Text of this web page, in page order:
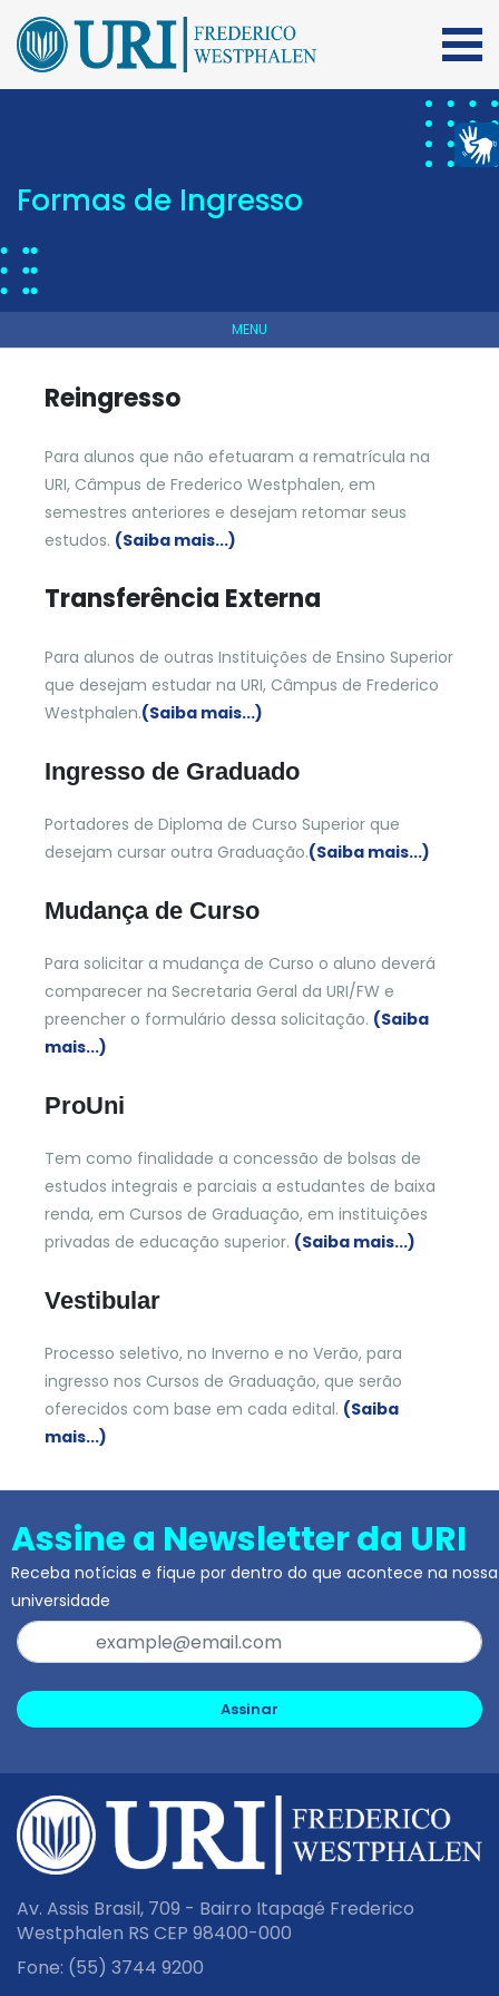
Formas de Ingresso
MENU
Reingresso
Para alunos que não efetuaram a rematrícula na
URI, Câmpus de Frederico Westphalen, em
semestres anteriores e desejam retomar seus
estudos. (Saiba mais...)
Transferência Externa
Para alunos de outras Instituições de Ensino Superior
que desejam estudar na URI, Câmpus de Frederico
Westphalen.(Saiba mais...)
Ingresso de Graduado
Portadores de Diploma de Curso Superior que
desejam cursar outra Graduação.(Saiba mais...)
Mudança de Curso
Para solicitar a mudança de Curso o aluno deverá
comparecer na Secretaria Geral da URI/FW e
preencher o formulário dessa solicitação. (Saiba
mais...)
ProUni
Tem como finalidade a concessão de bolsas de
estudos integrais e parciais a estudantes de baixa
renda, em Cursos de Graduação, em instituições
privadas de educação superior. (Saiba mais...)
Vestibular
Processo seletivo, no Inverno e no Verão, para
ingresso nos Cursos de Graduação, que serão
oferecidos com base em cada edital. (Saiba
mais...)
Assine a Newsletter da URI
Receba notícias e fique por dentro do que acontece na nossa
universidade
Assinar
Av. Assis Brasil, 709 - Bairro Itapagé Frederico
Westphalen RS CEP 98400-000
Fone: (55) 3744 9200